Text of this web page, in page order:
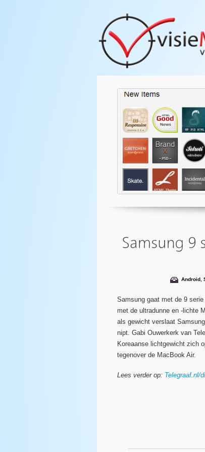
Android
Samsung gaat met de 9
met de ultradunne en -lichte
als gewicht verslaat
nipt. Gabi Ouwerkerk van
Koreaanse lichtgewicht zich
tegenover de MacBook Air.
Lees verder op: Telegraaf.nl/